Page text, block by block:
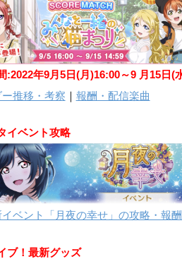
:2022年9月5日(月)16:00～9 月15日(
推移・考察 ｜ 報酬・配信楽曲
イベント攻略
ベント「月夜の幸せ」の攻略・報
ブ！最新グッズ